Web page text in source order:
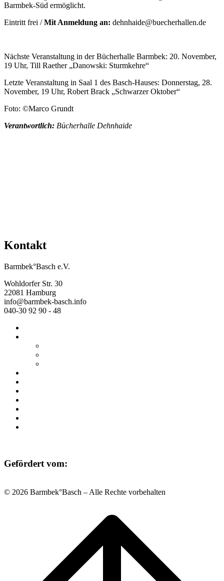
Barmbek-Süd ermöglicht.
Eintritt frei /Mit Anmeldung an: dehnhaide@buecherhallen.de
Nächste Veranstaltung in der Bücherhalle Barmbek: 20. November,
19 Uhr, Till Raether „Danowski: Sturmkehre“
Letzte Veranstaltung in Saal 1 des Basch-Hauses: Donnerstag, 28.
November, 19 Uhr, Robert Brack „Schwarzer Oktober“
Foto: ©Marco Grundt
Verantwortlich: Bücherhalle Dehnhaide
Kontakt
Barmbek°Basch e.V.
Wohldorfer Str. 30
22081 Hamburg
info@barmbek-basch.info
040-30 92 90 - 48
Gefördert vom:
© 2026 Barmbek°Basch – Alle Rechte vorbehalten